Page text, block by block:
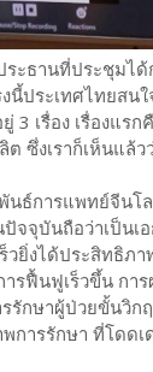
ธานที่ประชุมได้
ประเทศไทยสน
3 เรื่อง เรื่องแร
ซึ่งเราก็เห็นแล้ว
ธ์การแพทย์จีนโ
จุบันถือว่าเป็นเ
ยิ่งได้ประสิทธิภ
รฟื้นฟูเร็วขึ้น กา
กษาผู้ป่วยขั้นวิก
การรักษา ที่โดดเ